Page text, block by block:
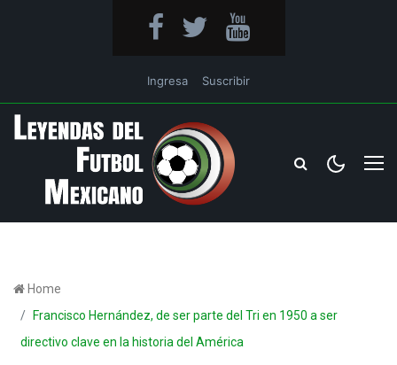
Ingresa Suscribir
Home
Francisco Hernández, de ser parte del Tri en 1950 a ser
directivo clave en la historia del América